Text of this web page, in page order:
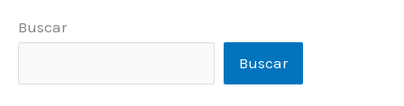
Buscar
Buscar